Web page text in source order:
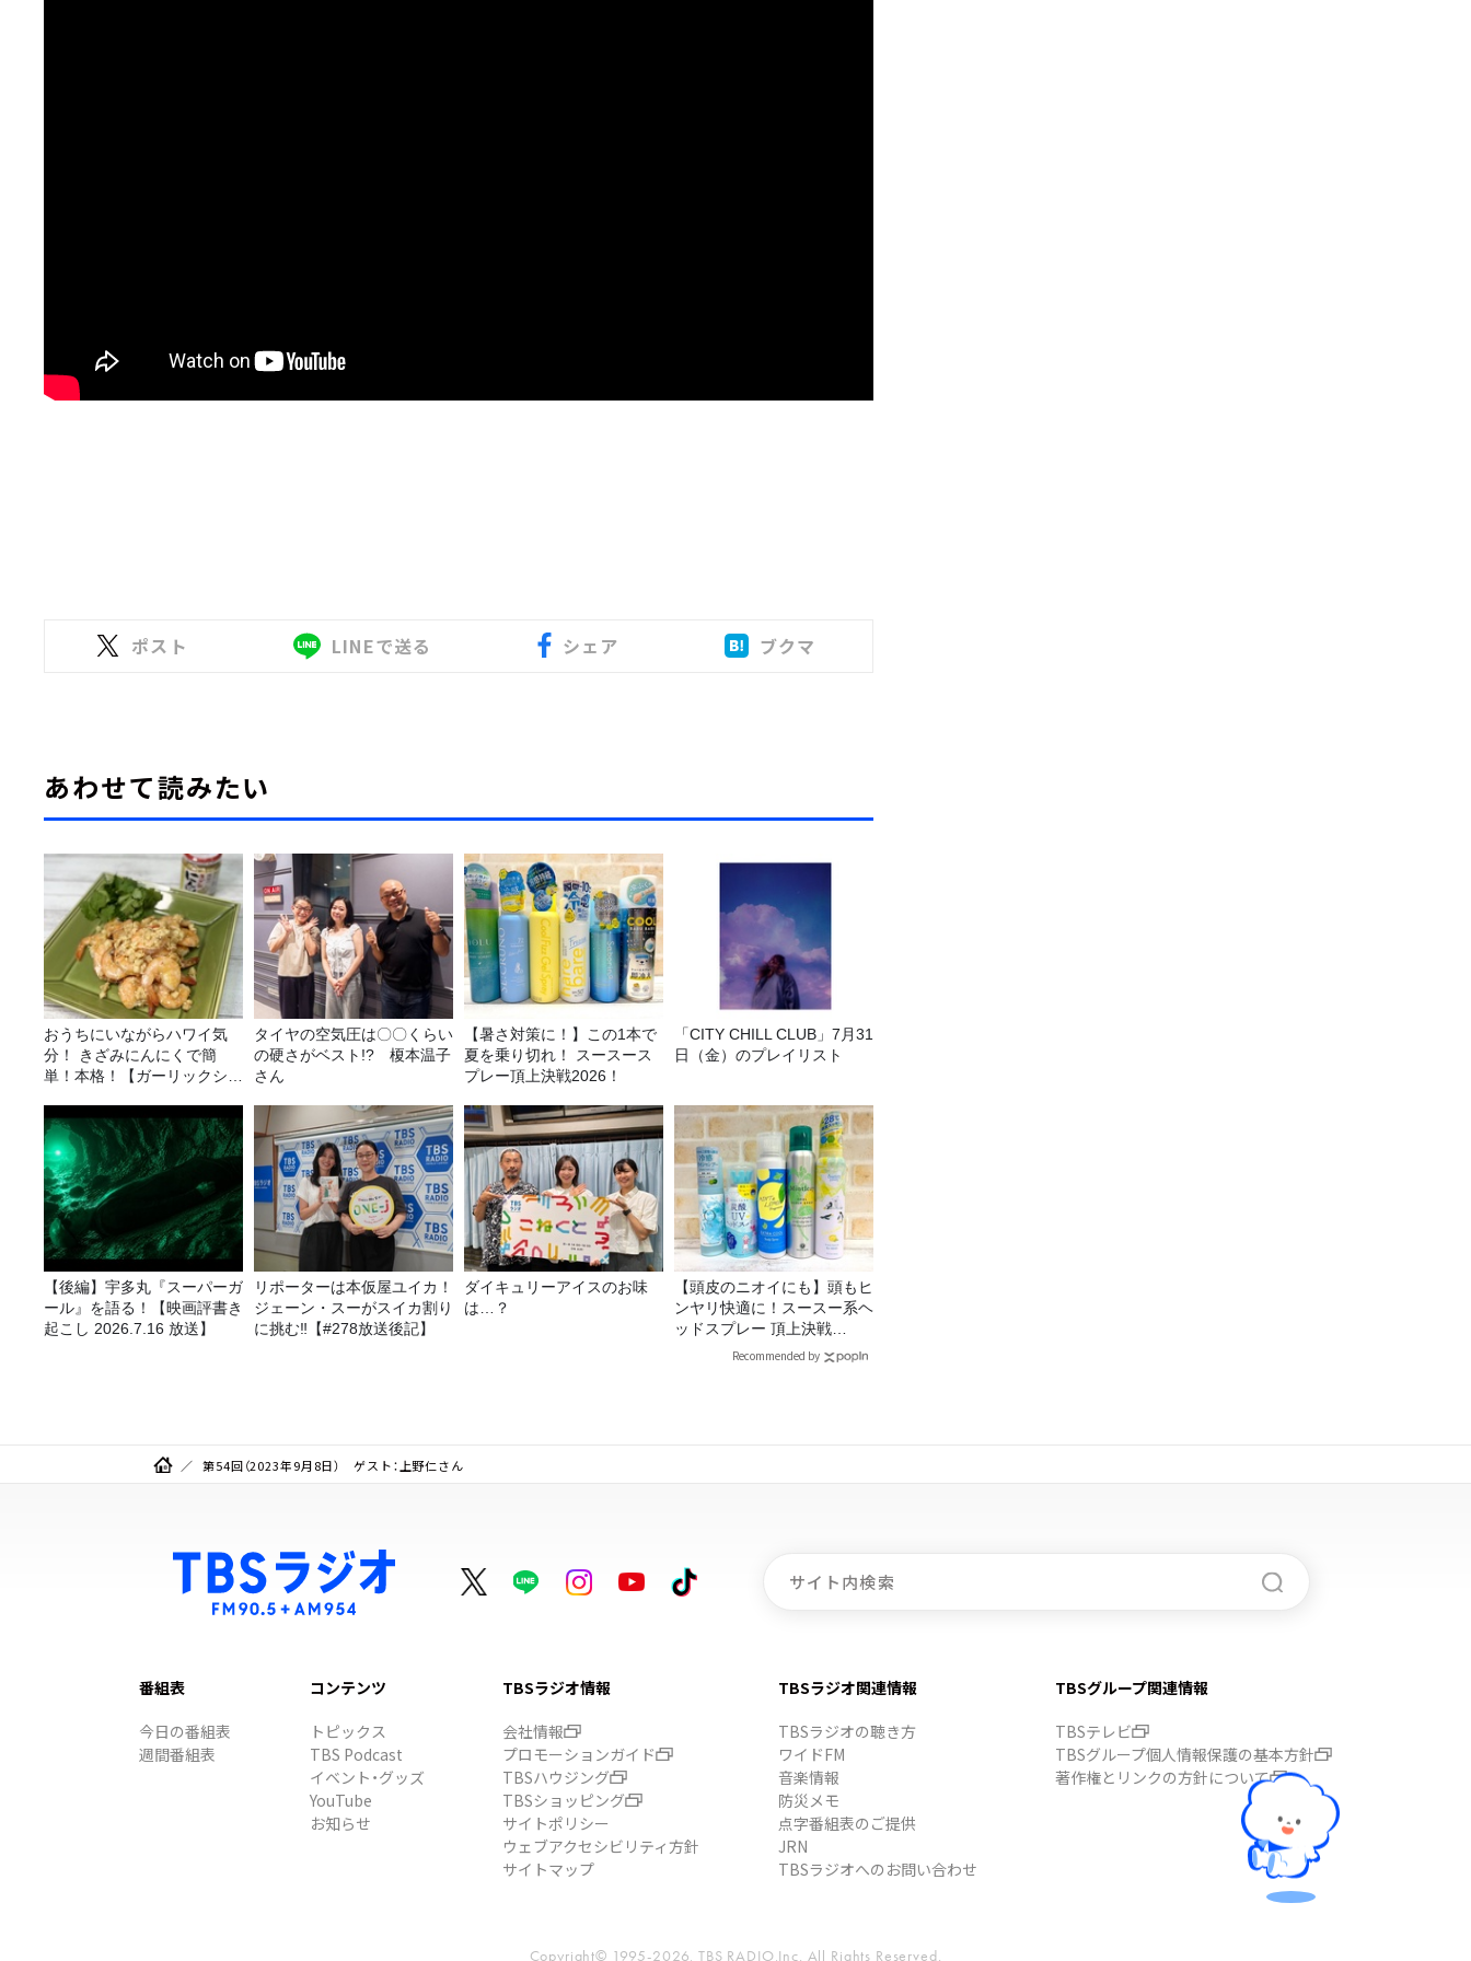
ポスト LINEで送る シェア ブクマ
あわせて読みたい
おうちにいながらハワイ気
分！ きざみにんにくで簡
単！本格！【ガーリックシュ
シピ
タイヤの空気圧は〇〇くらい
の硬さがベスト!? 榎本温子
さん
【暑さ対策に！】この1本で
夏を乗り切れ！ スースース
プレー頂上決戦2026！
「CITY CHILL CLUB」7月31
日（金）のプレイリスト
【後編】宇多丸『スーパーガ
ール』を語る！【映画評書き
起こし 2026.7.16 放送】
リポーターは本仮屋ユイカ！
ジェーン・スーがスイカ割り
に挑む‼【#278放送後記】
ダイキュリーアイスのお味
は…？
【頭皮のニオイにも】頭もヒ
ンヤリ快適に！スースー系ヘ
ッドスプレー 頂上決戦
Recommended by
第54回（2023年9月8日） ゲスト：上野仁さん
番組表
今日の番組表
週間番組表
コンテンツ
トピックス
TBS Podcast
イベント・グッズ
YouTube
お知らせ
TBSラジオ情報
会社情報
プロモーションガイド
TBSハウジング
TBSショッピング
サイトポリシー
ウェブアクセシビリティ方針
サイトマップ
TBSラジオ関連情報
TBSラジオの聴き方
ワイドFM
音楽情報
防災メモ
点字番組表のご提供
JRN
TBSラジオへのお問い合わせ
TBSグループ関連情報
TBSテレビ
TBSグループ個人情報保護の基本方針
著作権とリンクの方針について
Copyright© 1995-2026, TBS RADIO,Inc. All Rights Reserved.